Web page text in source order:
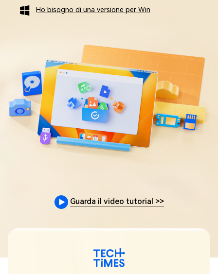
Ho bisogno di una versione per Win
Guarda il video tutorial >>